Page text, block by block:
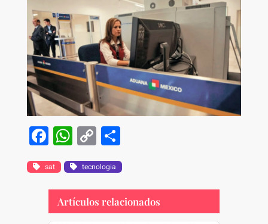
F
a
c
e
b
W
h
at
s
A
C
o
p
y
Li
S
h
ar
e
sat tecnologia
Artículos relacionados